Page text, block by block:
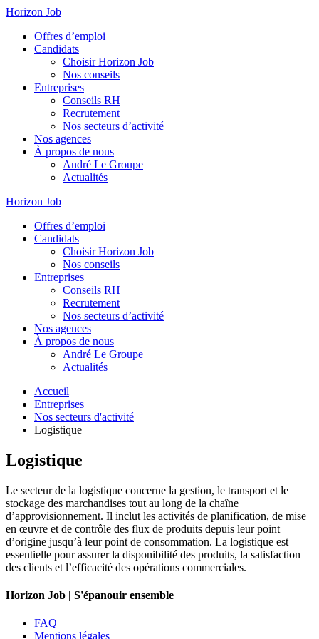
Horizon Job
Offres d’emploi
Candidats
Choisir Horizon Job
Nos conseils
Entreprises
Conseils RH
Recrutement
Nos secteurs d’activité
Nos agences
À propos de nous
André Le Groupe
Actualités
Horizon Job
Offres d’emploi
Candidats
Choisir Horizon Job
Nos conseils
Entreprises
Conseils RH
Recrutement
Nos secteurs d’activité
Nos agences
À propos de nous
André Le Groupe
Actualités
Accueil
Entreprises
Nos secteurs d'activité
Logistique
Logistique
Le secteur de la logistique concerne la gestion, le transport et le
stockage des marchandises tout au long de la chaîne
d’approvisionnement. Il inclut les activités de planification, de mise
en œuvre et de contrôle des flux de produits depuis leur point
d’origine jusqu’à leur point de consommation. La logistique est
essentielle pour assurer la disponibilité des produits, la satisfaction
des clients et l’efficacité des opérations commerciales.
Horizon Job | S'épanouir ensemble
FAQ
Mentions légales